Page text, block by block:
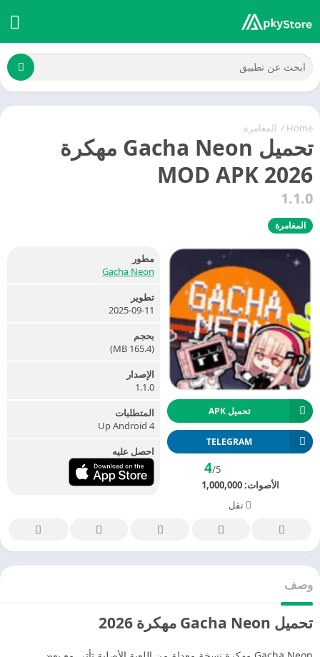
Home
/ المغامرة
تحميل Gacha Neon مهكرة
2026 MOD APK
1.1.0
المغامرة
تحميل APK
TELEGRAM
4/5
الأصوات:1,000,000
نقل
مطور
Gacha Neon
تطوير
2025-09-11
بحجم
(165.4 MB)
الإصدار
1.1.0
المتطلبات
Up Android 4
احصل عليه
وصف
تحميل Gacha Neon مهكرة 2026